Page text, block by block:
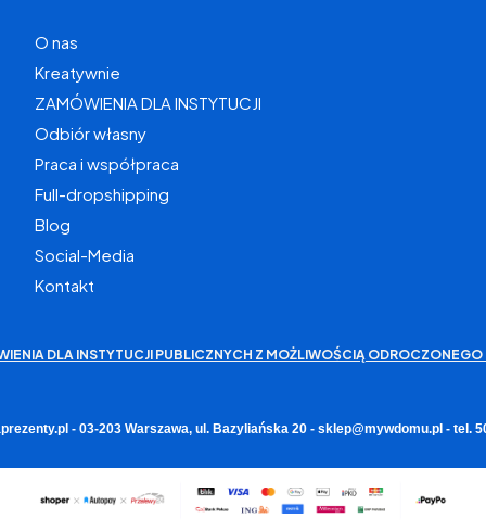
O nas
Kreatywnie
ZAMÓWIENIA DLA INSTYTUCJI
Odbiór własny
Praca i współpraca
Full-dropshipping
Blog
Social-Media
Kontakt
DLA INSTYTUCJI PUBLICZNYCH Z MOŻLIWOŚCIĄ ODROCZONEGO
- 03-203 Warszawa, ul. Bazyliańska 20 - sklep@mywdomu.pl - tel.